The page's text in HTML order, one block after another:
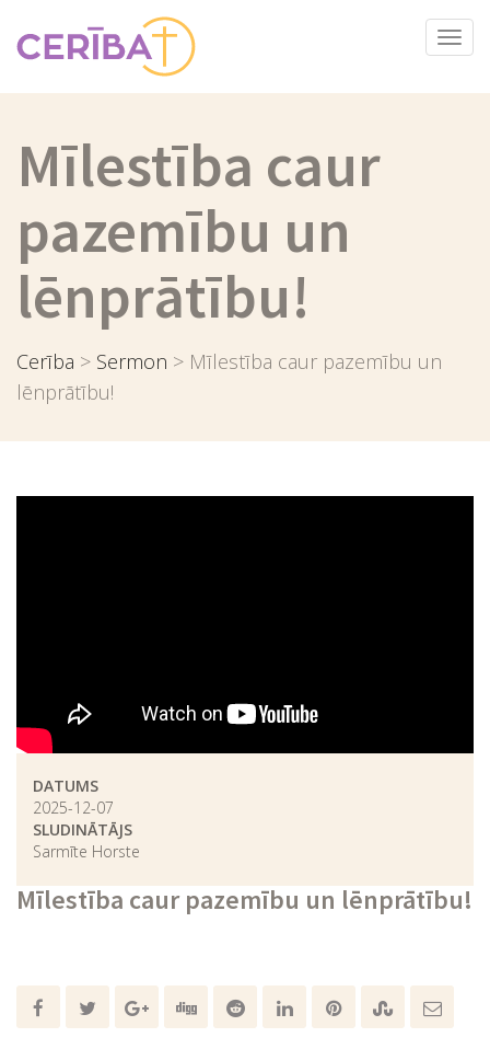
Mīlestība caur
pazemību un
lēnprātību!
Cerība > Sermon > Mīlestība caur pazemību un
lēnprātību!
DATUMS
2025-12-07
SLUDINĀTĀJS
Sarmīte Horste
Mīlestība caur pazemību un lēnprātību!